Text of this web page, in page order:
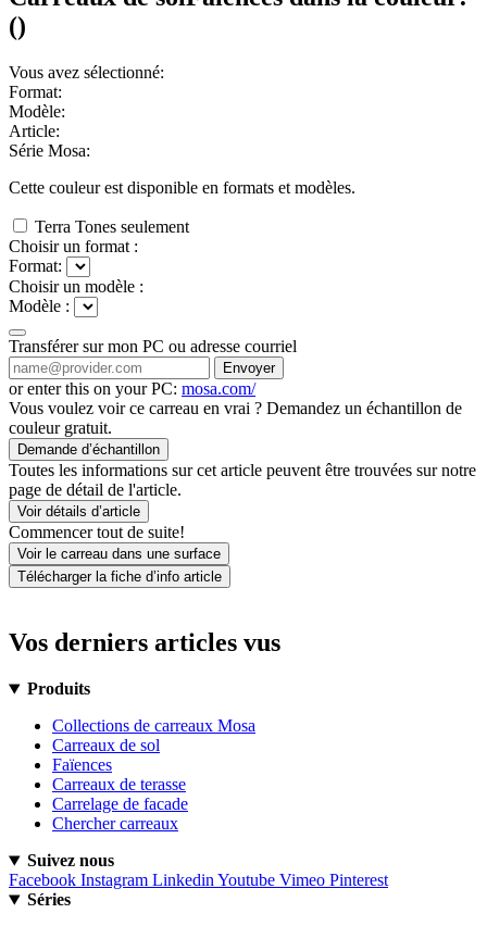
()
Vous avez sélectionné:
Format:
Modèle:
Article:
Série Mosa:
Cette couleur est disponible en formats et modèles.
Terra Tones seulement
Choisir un format :
Format:
Choisir un modèle :
Modèle :
Transférer sur mon PC ou adresse courriel
Envoyer
or enter this on your PC: mosa.com/
Vous voulez voir ce carreau en vrai ? Demandez un échantillon de
couleur gratuit.
Demande d’échantillon
Toutes les informations sur cet article peuvent être trouvées sur notre
page de détail de l'article.
Voir détails d’article
Commencer tout de suite!
Voir le carreau dans une surface
Télécharger la fiche d’info article
Vos derniers articles vus
Produits
Collections de carreaux Mosa
Carreaux de sol
Faïences
Carreaux de terasse
Carrelage de facade
Chercher carreaux
Suivez nous
Facebook Instagram Linkedin Youtube Vimeo Pinterest
Séries